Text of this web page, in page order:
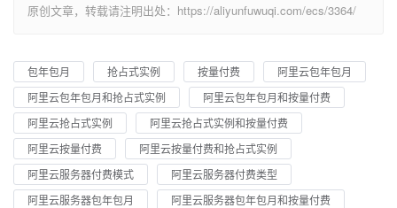
原创文章，转载请注明出处：https://aliyunfuwuqi.com/ecs/3364/
包年包月 抢占式实例 按量付费
阿里云包年包月
阿里云包年包月和抢占式实例
阿里云包年包月和按量付费
阿里云抢占式实例
阿里云抢占式实例和按量付费
阿里云按量付费
阿里云按量付费和抢占式实例
阿里云服务器付费模式
阿里云服务器付费类型
阿里云服务器包年包月
阿里云服务器包年包月和按量付费